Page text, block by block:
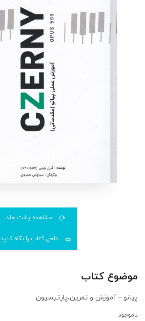
مشاهده پشت جلد
داخل کتاب را نگاه کنید
موضوع کتاب
پیانو – آموزش و تمرین،پارتیسیون
ناموجود